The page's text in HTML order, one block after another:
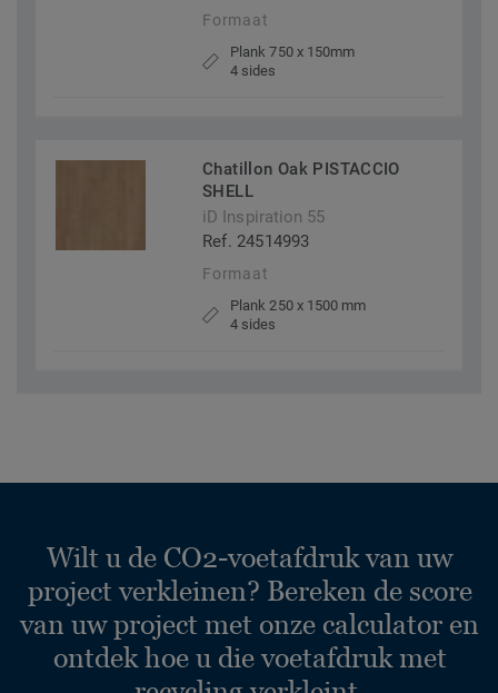
Formaat
Plank 750 x 150mm
4 sides
Chatillon Oak PISTACCIO
SHELL
iD Inspiration 55
Ref. 24514993
Formaat
Plank 250 x 1500 mm
4 sides
Wilt u de CO2-voetafdruk van uw
project verkleinen? Bereken de score
van uw project met onze calculator en
ontdek hoe u die voetafdruk met